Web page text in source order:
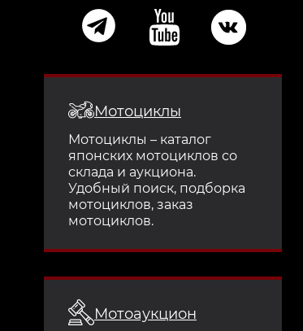
Мотоциклы
Мотоциклы – каталог
японских мотоциклов со
склада и аукциона.
Удобный поиск, подборка
мотоциклов, заказ
мотоциклов.
Мотоаукцион